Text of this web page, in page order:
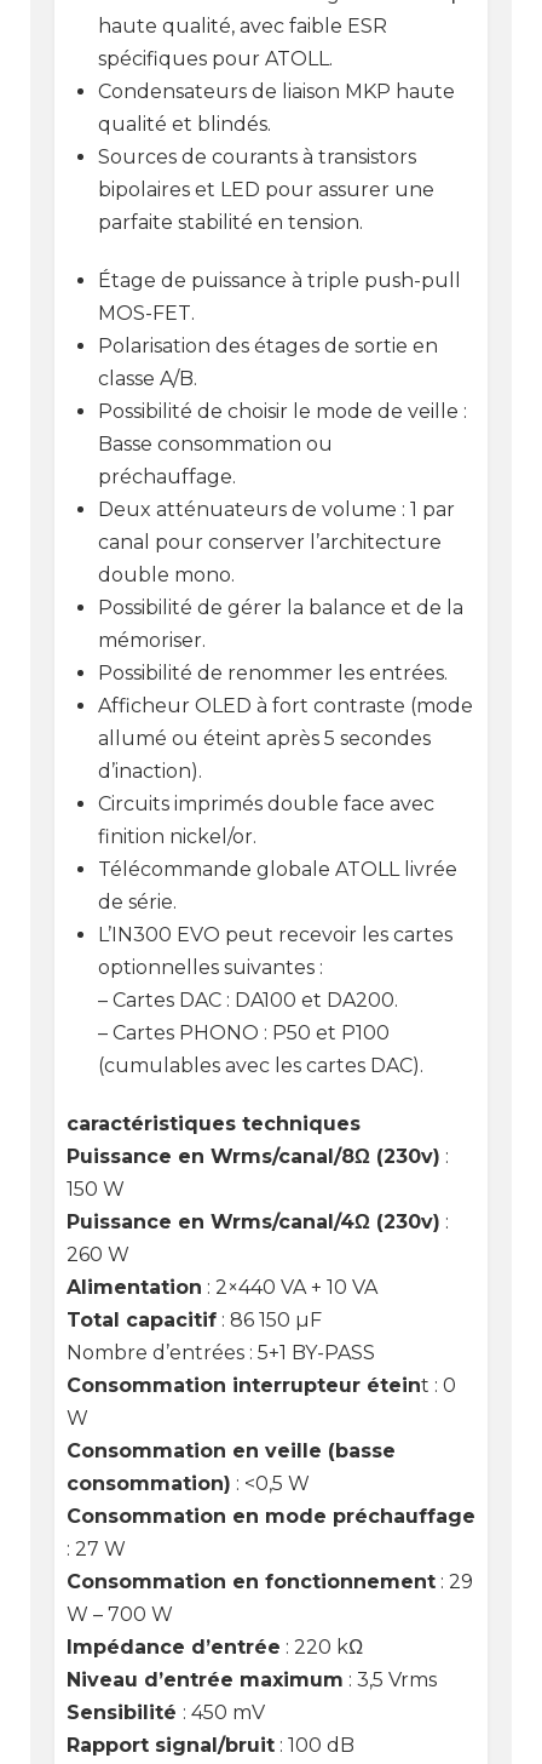
haute qualité, avec faible ESR
spécifiques pour ATOLL.
Condensateurs de liaison MKP haute
qualité et blindés.
Sources de courants à transistors
bipolaires et LED pour assurer une
parfaite stabilité en tension.
Étage de puissance à triple push-pull
MOS-FET.
Polarisation des étages de sortie en
classe A/B.
Possibilité de choisir le mode de veille :
Basse consommation ou
préchauffage.
Deux atténuateurs de volume : 1 par
canal pour conserver l’architecture
double mono.
Possibilité de gérer la balance et de la
mémoriser.
Possibilité de renommer les entrées.
Afficheur OLED à fort contraste (mode
allumé ou éteint après 5 secondes
d’inaction).
Circuits imprimés double face avec
finition nickel/or.
Télécommande globale ATOLL livrée
de série.
L’IN300 EVO peut recevoir les cartes
optionnelles suivantes :
– Cartes DAC : DA100 et DA200.
– Cartes PHONO : P50 et P100
(cumulables avec les cartes DAC).
caractéristiques techniques
Puissance en Wrms/canal/8Ω (230v) :
150 W
Puissance en Wrms/canal/4Ω (230v) :
260 W
Alimentation : 2×440 VA + 10 VA
Total capacitif: 86 150 µF
Nombre d’entrées : 5+1 BY-PASS
Consommation interrupteur éteint : 0
W
Consommation en veille (basse
consommation) : <0,5 W
Consommation en mode préchauffage
: 27 W
Consommation en fonctionnement: 29
W – 700 W
Impédance d’entrée : 220 kΩ
Niveau d’entrée maximum : 3,5 Vrms
Sensibilité : 450 mV
Rapport signal/bruit: 100 dB